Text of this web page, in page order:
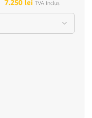
7.250 lei TVA Inclus